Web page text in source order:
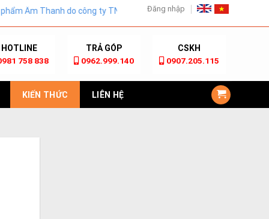
do công ty TNHH Công nghệ mới Golden eyes.Đơn vị Nhập
Đăng nhập
HOTLINE
758 838
TRẢ GÓP
0962.999.140
CSKH
0907.205.115
KIẾN THỨC LIÊN HỆ